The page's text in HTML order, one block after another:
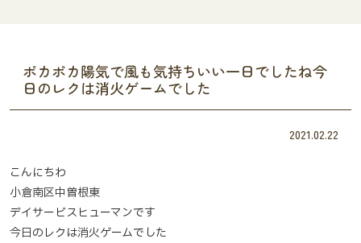
ポカポカ陽気で風も気持ちいい一日でしたね今
日のレクは消火ゲームでした
2021.02.22
こんにちわ
小倉南区中曽根東
デイサービスヒューマンです
今日のレクは消火ゲームでした